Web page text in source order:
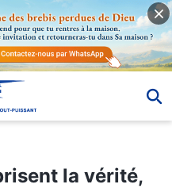
la vérité,